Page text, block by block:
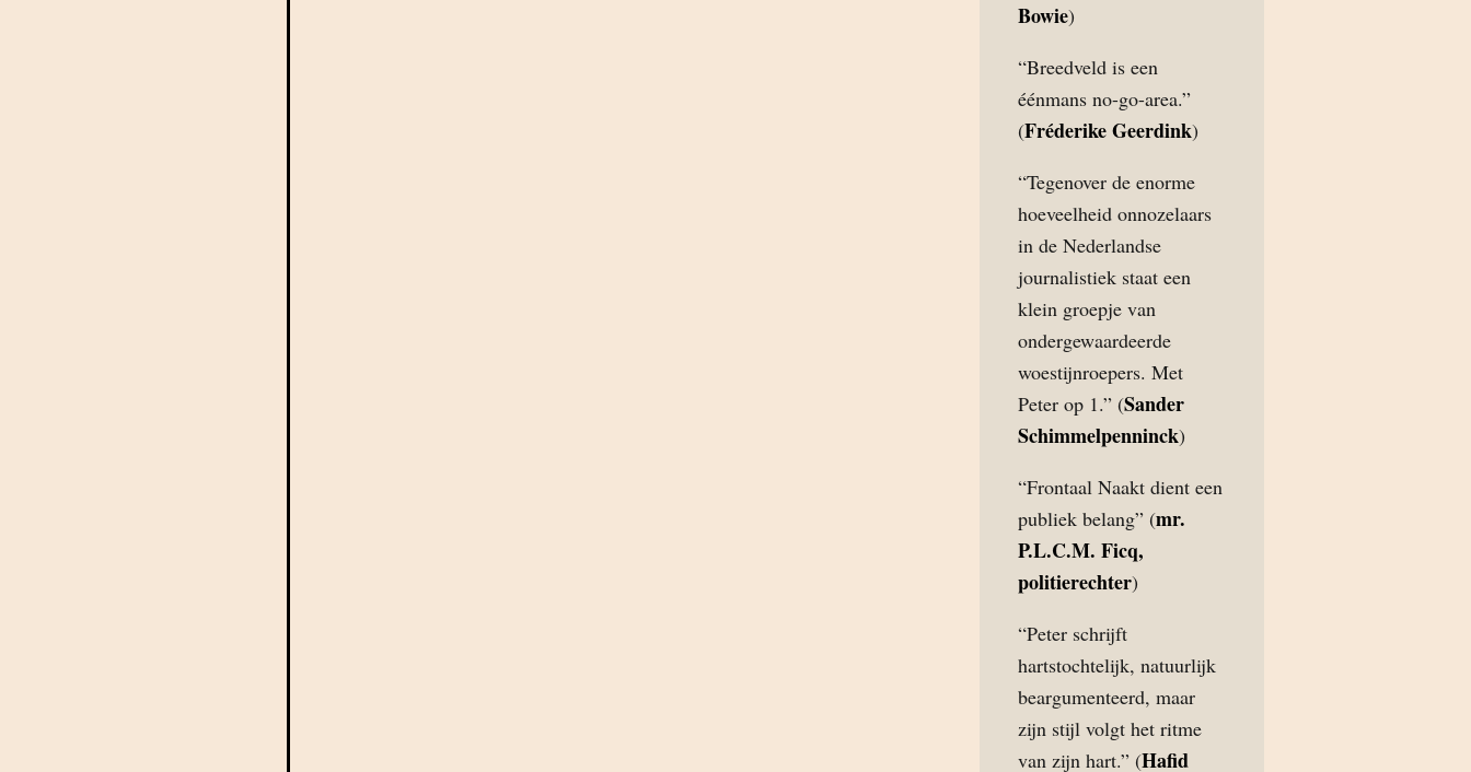
Bowie)
“Breedveld is een
éénmans no-go-area.”
(Fréderike Geerdink)
“Tegenover de enorme
hoeveelheid onnozelaars
in de Nederlandse
journalistiek staat een
klein groepje van
ondergewaardeerde
woestijnroepers. Met
Peter op 1.” (Sander
Schimmelpenninck)
“Frontaal Naakt dient een
publiek belang” (mr.
P.L.C.M. Ficq,
politierechter)
“Peter schrijft
hartstochtelijk, natuurlijk
beargumenteerd, maar
zijn stijl volgt het ritme
van zijn hart.” (Hafid